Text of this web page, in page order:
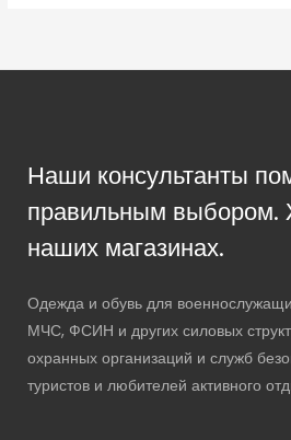
Наши консультанты
правильным
наших магазинах.
Одежда и обувь для
МЧС, ФСИН и других силовых
охранных организаций и служб
туристов и любителей активного